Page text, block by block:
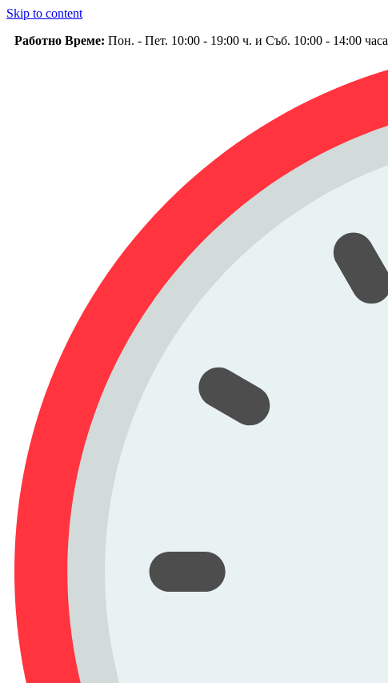
Skip to content
Работно Време: Пон. - Пет. 10:00 - 19:00 ч. и Съб. 10:00 - 14:00 часа